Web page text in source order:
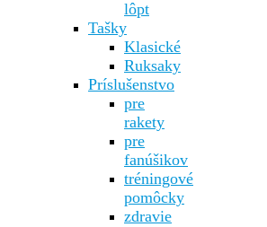
lôpt
Tašky
Klasické
Ruksaky
Príslušenstvo
pre
rakety
pre
fanúšikov
tréningové
pomôcky
zdravie